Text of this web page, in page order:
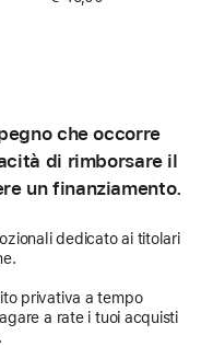
che occorre
di rimborsare il
un finanziamento.
dedicato ai titolari
privativa a tempo
a rate i tuoi acquisti